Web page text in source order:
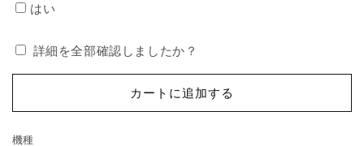
数
を
減
す
を
増
す
はい
詳細を全部確認しましたか？
カートに追加する
機種